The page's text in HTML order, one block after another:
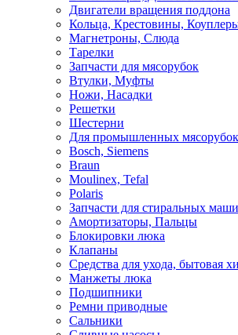
Двигатели вращения поддона
Кольца, Крестовины,
Магнетроны, Слюда
Тарелки
Запчасти для мясорубок
Втулки, Муфты
Ножи, Насадки
Решетки
Шестерни
Для промышленных мясорубок
Bosch, Siemens
Braun
Moulinex, Tefal
Polaris
Запчасти для стиральных
Амортизаторы, Пальцы
Блокировки люка
Клапаны
Средства для ухода, бытовая
Манжеты люка
Подшипники
Ремни приводные
Сальники